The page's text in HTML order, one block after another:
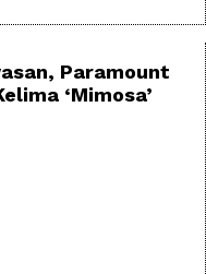
Paramount
‘Mimosa’